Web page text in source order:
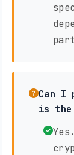
Can I
is the